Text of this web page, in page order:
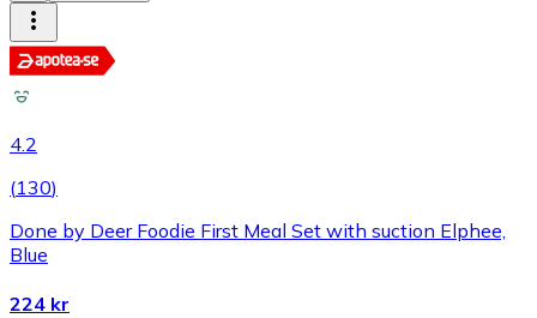
4.2
(130)
Done by Deer Foodie First Meal Set with suction Elphee,
Blue
224 kr